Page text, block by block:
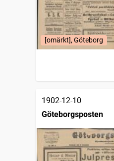
[omärkt], Göteborg
1902-12-10
Göteborgsposten